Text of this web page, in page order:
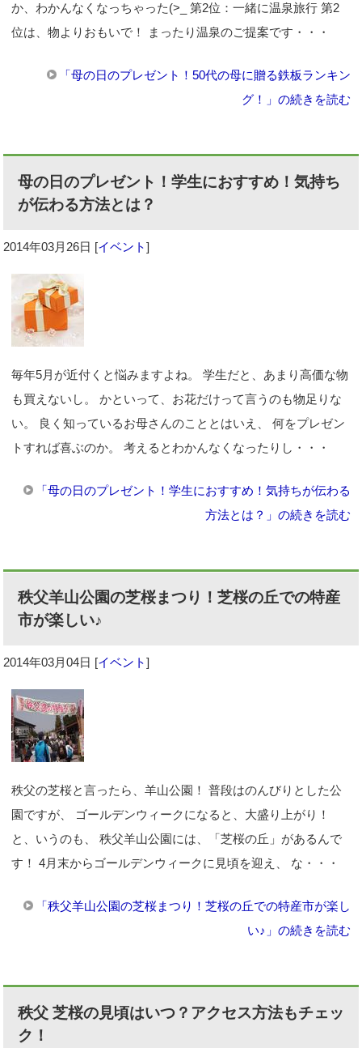
か、わかんなくなっちゃった(>_ 第2位：一緒に温泉旅行 第2
位は、物よりおもいで！ まったり温泉のご提案です・・・
「母の日のプレゼント！50代の母に贈る鉄板ランキン
グ！」の続きを読む
母の日のプレゼント！学生におすすめ！気持ち
が伝わる方法とは？
2014年03月26日 [イベント]
毎年5月が近付くと悩みますよね。 学生だと、あまり高価な物
も買えないし。 かといって、お花だけって言うのも物足りな
い。 良く知っているお母さんのこととはいえ、 何をプレゼン
トすれば喜ぶのか。 考えるとわかんなくなったりし・・・
「母の日のプレゼント！学生におすすめ！気持ちが伝わる
方法とは？」の続きを読む
秩父羊山公園の芝桜まつり！芝桜の丘での特産
市が楽しい♪
2014年03月04日 [イベント]
秩父の芝桜と言ったら、羊山公園！ 普段はのんびりとした公
園ですが、 ゴールデンウィークになると、大盛り上がり！
と、いうのも、 秩父羊山公園には、「芝桜の丘」があるんで
す！ 4月末からゴールデンウィークに見頃を迎え、 な・・・
「秩父羊山公園の芝桜まつり！芝桜の丘での特産市が楽し
い♪」の続きを読む
秩父 芝桜の見頃はいつ？アクセス方法もチェッ
ク！